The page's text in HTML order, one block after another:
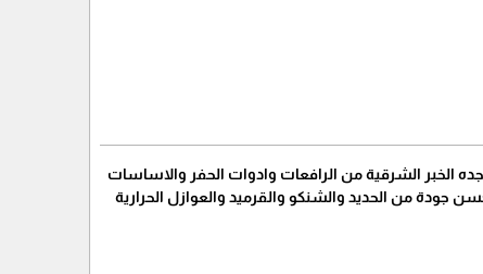
الخبر الشرقية من الرافعات وادوات الحفر والاساسات
جودة من الحديد والشنكو والقرميد والعوازل الحرارية